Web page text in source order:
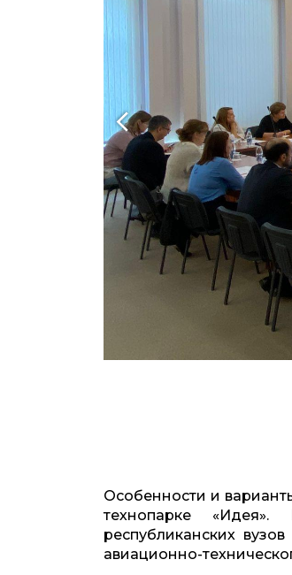
Особенности и
технопарке «Идея».
республиканских
авиационно-